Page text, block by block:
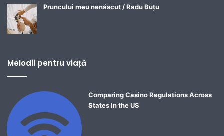
Pruncului meu nenăscut / Radu Buțu
Melodii pentru viață
Comparing Casino Regulations Across
States in the US